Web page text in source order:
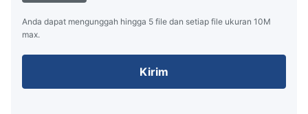
Anda dapat mengunggah hingga 5 file dan setiap file ukuran 10M
max.
Kirim